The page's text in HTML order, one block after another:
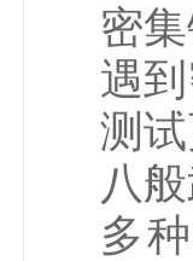
密
遇
测
八
多